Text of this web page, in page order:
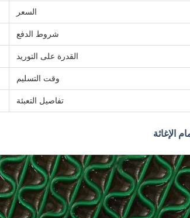
السعر
شروط الدفع
القدرة على التوريد
وقت التسليم
تفاصيل التعبئة